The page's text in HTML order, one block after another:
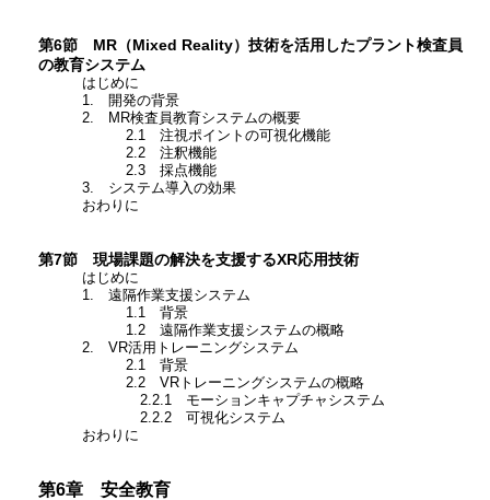
第6節 MR（Mixed Reality）技術を活用したプラント検査員
の教育システム
はじめに
1. 開発の背景
2. MR検査員教育システムの概要
2.1 注視ポイントの可視化機能
2.2 注釈機能
2.3 採点機能
3. システム導入の効果
おわりに
第7節 現場課題の解決を支援するXR応用技術
はじめに
1. 遠隔作業支援システム
1.1 背景
1.2 遠隔作業支援システムの概略
2. VR活用トレーニングシステム
2.1 背景
2.2 VRトレーニングシステムの概略
2.2.1 モーションキャプチャシステム
2.2.2 可視化システム
おわりに
第6章 安全教育